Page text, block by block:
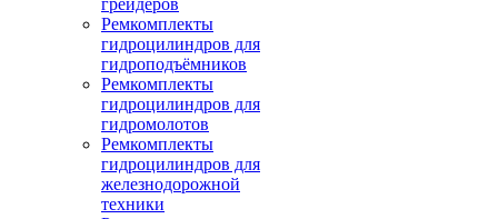
грейдеров
Ремкомплекты
гидроцилиндров для
гидроподъёмников
Ремкомплекты
гидроцилиндров для
гидромолотов
Ремкомплекты
гидроцилиндров для
железнодорожной
техники